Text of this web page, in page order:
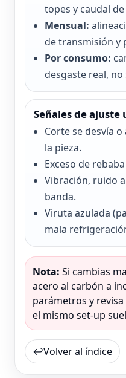
topes y caudal
Mensual:
de transmisión y
Por consumo:
desgaste real, no
Señales de ajuste
Corte se desvía o
la pieza.
Exceso de
Vibración, ruido
banda.
Viruta azulada
mala
Nota: Si cambias
acero al carbón a
parámetros y
el mismo set-up
↩Volver al índice